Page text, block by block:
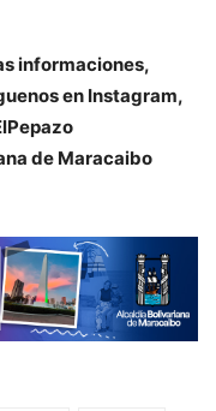
informaciones,
en Instagram,
de Maracaibo